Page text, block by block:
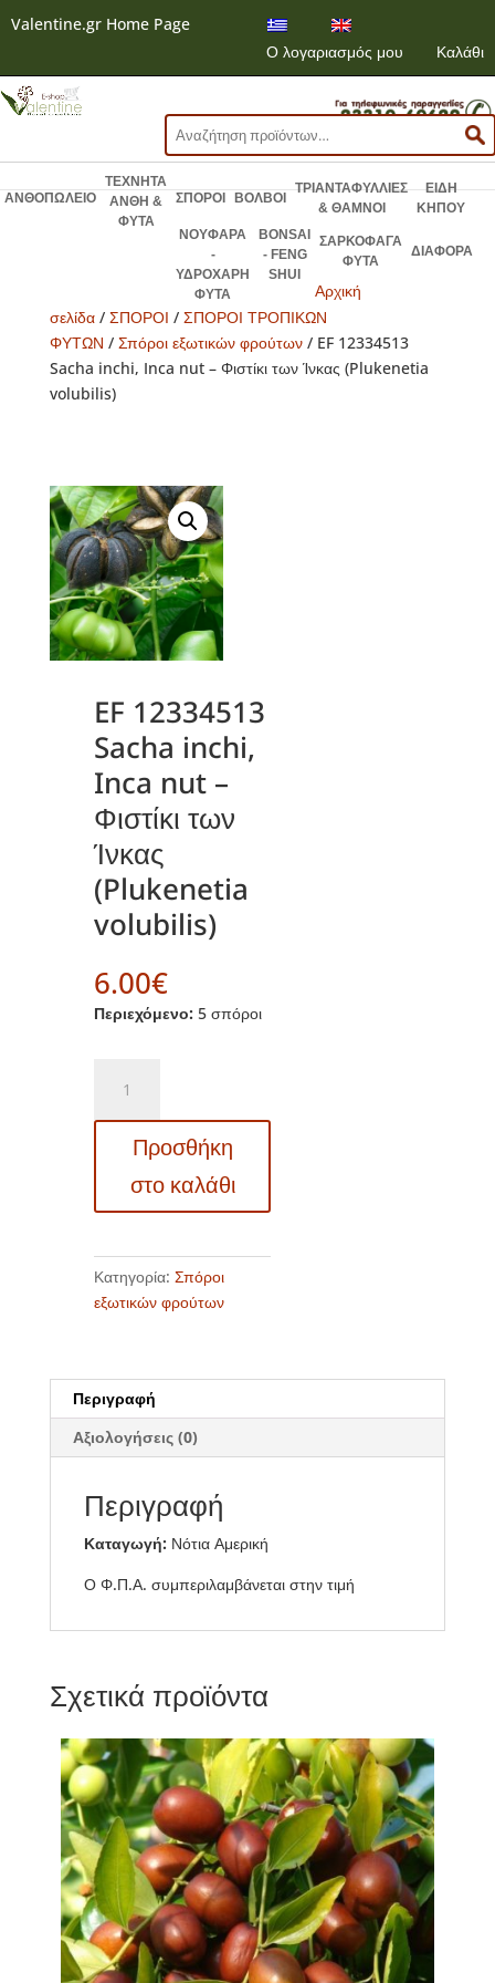
Valentine.gr Home Page
Ο λογαριασμός μου
Καλάθι
Αναζήτηση
για:
ΑΝΘΟΠΩΛΕΙΟ
ΤΕΧΝΗΤΑ
ΑΝΘΗ &
ΦΥΤΑ
ΣΠΟΡΟΙ ΒΟΛΒΟΙ
ΤΡΙΑΝΤΑΦΥΛΛΙΕΣ
& ΘΑΜΝΟΙ
ΕΙΔΗ
ΚΗΠΟΥ
ΝΟΥΦΑΡΑ
-
ΥΔΡΟΧΑΡΗ
ΦΥΤΑ
BONSAI
- FENG
SHUI
ΣΑΡΚΟΦΑΓΑ
ΦΥΤΑ
ΔΙΑΦΟΡΑ
Αρχική
σελίδα/ ΣΠΟΡΟΙ / ΣΠΟΡΟΙ ΤΡΟΠΙΚΩΝ
ΦΥΤΩΝ / Σπόροι εξωτικών φρούτων/ EF 12334513
Sacha inchi, Inca nut – Φιστίκι των Ίνκας (Plukenetia
volubilis)
EF 12334513
Sacha inchi,
Inca nut –
Φιστίκι των
Ίνκας
(Plukenetia
volubilis)
6.00€
Περιεχόμενο: 5 σπόροι
12334513
Sacha
των
Ίνκας
ποσότητα
Προσθήκη
στο καλάθι
Κατηγορία: Σπόροι
εξωτικών φρούτων
Περιγραφή
Αξιολογήσεις (0)
Περιγραφή
Καταγωγή: Νότια Αμερική
Ο Φ.Π.Α. συμπεριλαμβάνεται στην τιμή
Σχετικά προϊόντα